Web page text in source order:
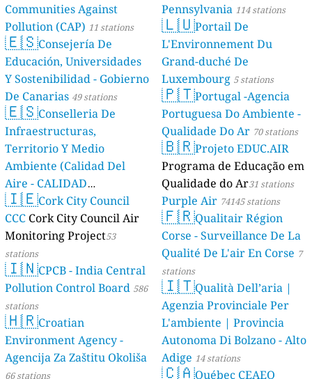
Communities Against
Pollution (CAP) 11 stations
🇪🇸Consejería De
Educación, Universidades
Y Sostenibilidad - Gobierno
De Canarias 49 stations
🇪🇸Conselleria De
Infraestructuras,
Territorio Y Medio
Ambiente (Calidad Del
Aire - CALIDAD
AMBIENTAL) 23 stations
🇮🇪Cork City Council
CCC Cork City Council Air
Monitoring Project53
stations
🇮🇳CPCB - India Central
Pollution Control Board 586
stations
🇭🇷Croatian
Environment Agency -
Agencija Za Zaštitu Okoliša
66 stations
Pennsylvania 114 stations
🇱🇺Portail De
L'Environnement Du
Grand-duché De
Luxembourg 5 stations
🇵🇹Portugal -Agencia
Portuguesa Do Ambiente -
Qualidade Do Ar 70 stations
🇧🇷Projeto EDUC.AIR
Programa de Educação em
Qualidade do Ar31 stations
Purple Air 74145 stations
🇫🇷Qualitair Région
Corse - Surveillance De La
Qualité De L'air En Corse 7
stations
🇮🇹Qualità Dell’aria |
Agenzia Provinciale Per
L'ambiente | Provincia
Autonoma Di Bolzano - Alto
Adige 14 stations
🇨🇦Québec CEAEQ